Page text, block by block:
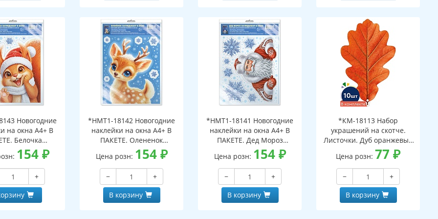
Новогодние
на окна А4+ В
Белочка
в окно (видны
сторон,
в
упаковке,
и клеевым
154₽
+
*НМТ1-18142 Новогодние
наклейки на окна А4+ В
ПАКЕТЕ. Олененок
заглядывает в окно (видны
с обеих сторон,
многоразовые, в
индивидуальной упаковке,
с европодвесом и клеевым
клапаном)
Цена розн: 154₽
−
+
В корзину
*НМТ1-18141 Новогодние
наклейки на окна А4+ В
ПАКЕТЕ. Дед Мороз
заглядывает в окно (видны
с обеих сторон,
многоразовые, в
индивидуальной упаковке,
с европодвесом и клеевым
клапаном)
Цена розн: 154₽
−
+
В корзину
*КМ-18113 Набор
украшений на скотче.
Листочки. Дуб оранжевый
(10 шт. в наборе,
двухсторонняя, ВД-лак)
Цена розн: 77₽
−
+
В корзину